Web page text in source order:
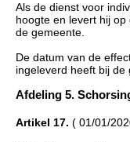
Als de dienst voor
hoogte en levert hij
de gemeente.
De datum van de
ingeleverd heeft bij
Afdeling 5.
Artikel 17. ( 01/01/